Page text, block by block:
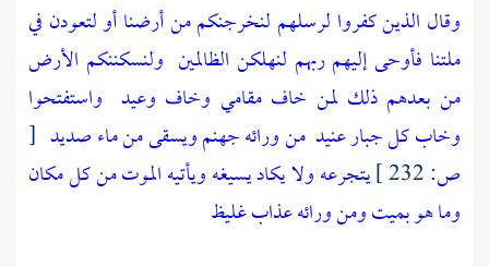
وقال الذين كفروا لرسلهم لنخرجنكم من أرضنا أو لتعودن في
ملتنا فأوحى إليهم ربهم لنهلكن الظالمين ولنسكننكم الأرض
من بعدهم ذلك لمن خاف مقامي وخاف وعيد واستفتحوا
وخاب كل جبار عنيد من ورائه جهنم ويسقى من ماء صديد [
ص:
يتجرعه ولا يكاد يسيغه ويأتيه الموت من كل مكان
وما هو بميت ومن ورائه عذاب غليظ